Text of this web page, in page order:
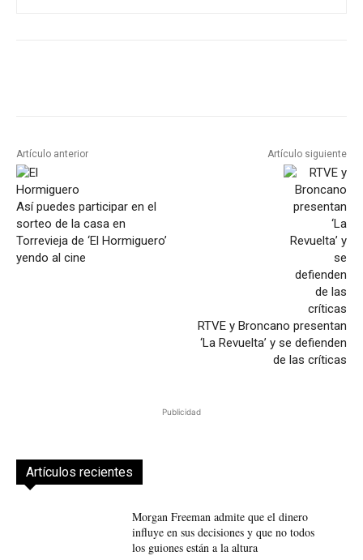
Artículo anterior
Así puedes participar en el
sorteo de la casa en
Torrevieja de ‘El Hormiguero’
yendo al cine
Artículo siguiente
RTVE y Broncano presentan
‘La Revuelta’ y se defienden
de las críticas
Publicidad
Artículos recientes
Morgan Freeman admite que el dinero
influye en sus decisiones y que no todos
los guiones están a la altura